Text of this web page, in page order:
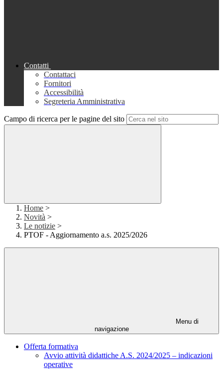
Contatti
Contattaci
Fornitori
Accessibilità
Segreteria Amministrativa
Campo di ricerca per le pagine del sito
Home >
Novità >
Le notizie >
PTOF - Aggiornamento a.s. 2025/2026
Menu di
navigazione
Offerta formativa
Avvio attività didattiche A.S. 2024/2025 – indicazioni
operative